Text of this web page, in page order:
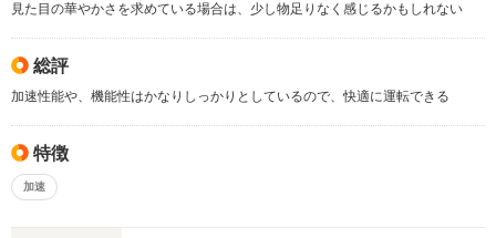
見た目の華やかさを求めている場合は、少し物足りなく感じるかもしれない
総評
加速性能や、機能性はかなりしっかりとしているので、快適に運転できる
特徴
加速